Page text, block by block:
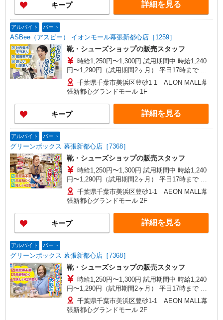
キープ 詳細を見る
アルバイト パート
ASBee（アスビー） イオンモール幕張新都心店［1259］
靴・シューズショップの販売スタッフ
時給1,250円〜1,300円 試用期間中 時給1,240
円〜1,290円（試用期間2ヶ月） 平日17時まで 時
給1,250円 平日17〜20時まで 時給1,300円 平日20
時〜 時給1,300円 日・祝17時まで 時給1,300円
日・祝17〜20時まで 時給1,300円 日・祝20時〜 時
給1,300円 ※資格・経験による
千葉県千葉市美浜区豊砂1-1 AEON MALL幕
張新都心グランドモール 1F
キープ 詳細を見る
アルバイト パート
グリーンボックス 幕張新都心店［7368］
靴・シューズショップの販売スタッフ
時給1,250円〜1,300円 試用期間中 時給1,240
円〜1,290円（試用期間2ヶ月） 平日17時まで 時
給1,250円 平日17〜20時まで 時給1,300円 平日20
時〜 時給1,300円 日・祝17時まで 時給1,300円
日・祝17〜20時まで 時給1,300円 日・祝20時〜 時
給1,300円 ※資格・経験による
千葉県千葉市美浜区豊砂1-1 AEON MALL幕
張新都心グランドモール 2F
キープ 詳細を見る
アルバイト パート
グリーンボックス 幕張新都心店［7368］
靴・シューズショップの販売スタッフ
時給1,250円〜1,300円 試用期間中 時給1,240
円〜1,290円（試用期間2ヶ月） 平日17時まで 時
給1,250円 平日17〜20時まで 時給1,300円 平日20
時〜 時給1,300円 日・祝17時まで 時給1,300円
日・祝17〜20時まで 時給1,300円 日・祝20時〜 時
千葉県千葉市美浜区豊砂1-1 AEON MALL幕
張新都心グランドモール 2F